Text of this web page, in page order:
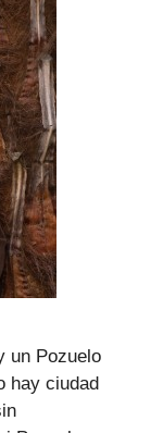
un Pozuelo
hay ciudad